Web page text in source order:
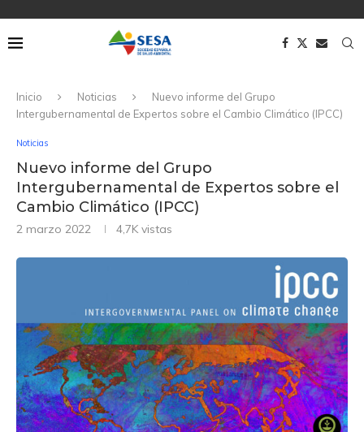
Inicio Noticias
Nuevo informe del Grupo
Intergubernamental de Expertos sobre el Cambio Climático (IPCC)
Noticias
Nuevo informe del Grupo
Intergubernamental de Expertos sobre el
Cambio Climático (IPCC)
2 marzo 2022 4,7K vistas